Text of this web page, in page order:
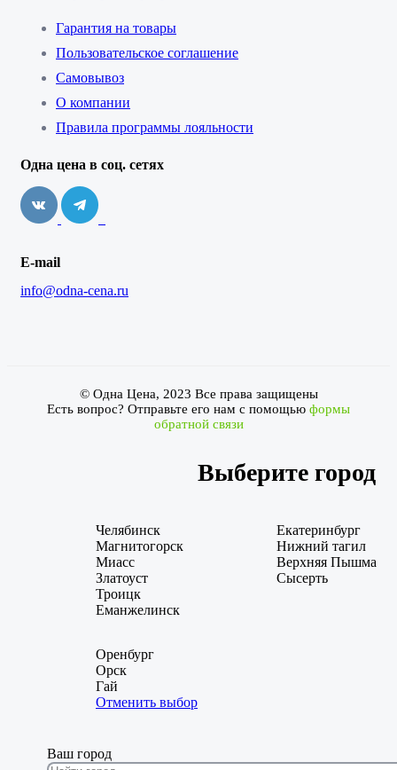
Гарантия на товары
Пользовательское соглашение
Самовывоз
О компании
Правила программы лояльности
Одна цена в соц. сетях
E-mail
info@odna-cena.ru
© Одна Цена, 2023 Все права защищены
Есть вопрос? Отправьте его нам с помощью формы
обратной связи
Выберите город
Челябинск
Магнитогорск
Миасс
Златоуст
Троицк
Еманжелинск
Екатеринбург
Нижний тагил
Верхняя Пышма
Сысерть
Оренбург
Орск
Гай
Отменить выбор
Ваш город